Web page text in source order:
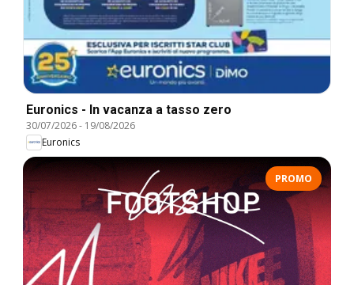
Euronics - In vacanza a tasso zero
30/07/2026- 19/08/2026
Euronics
PROMO